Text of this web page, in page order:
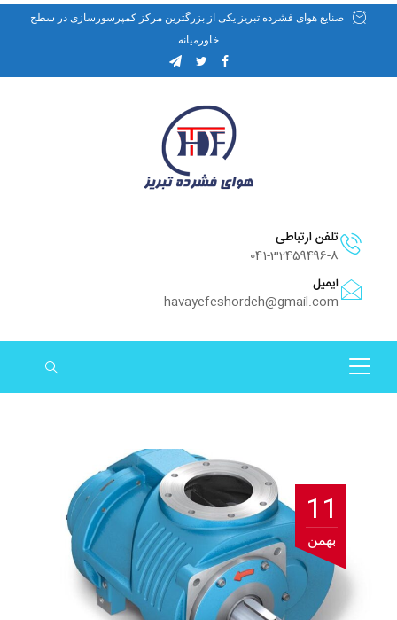
صنایع هوای فشرده تبریز یکی از بزرگترین مرکز کمپرسورسازی در سطح
خاورمیانه
تلفن ارتباطی
041-32459496-8
ایمیل
havayefeshordeh@gmail.com
11
بهمن